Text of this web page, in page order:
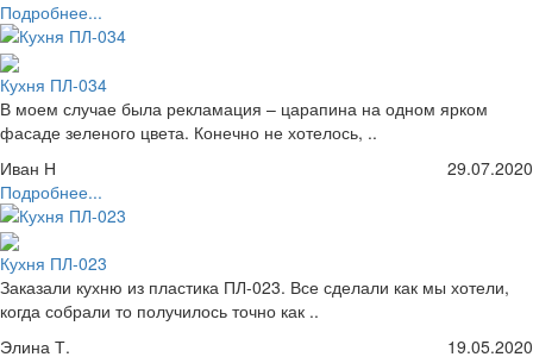
Подробнее...
Кухня ПЛ-034
В моем случае была рекламация – царапина на одном ярком
фасаде зеленого цвета. Конечно не хотелось, ..
Иван Н
29.07.2020
Подробнее...
Кухня ПЛ-023
Заказали кухню из пластика ПЛ-023. Все сделали как мы хотели,
когда собрали то получилось точно как ..
Элина Т.
19.05.2020